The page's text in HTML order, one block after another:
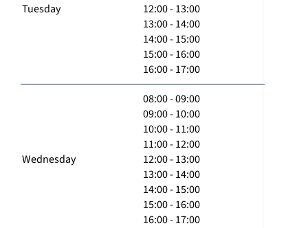
Tuesday
12:00 - 13:00
13:00 - 14:00
14:00 - 15:00
15:00 - 16:00
16:00 - 17:00
Wednesday
08:00 - 09:00
09:00 - 10:00
10:00 - 11:00
11:00 - 12:00
12:00 - 13:00
13:00 - 14:00
14:00 - 15:00
15:00 - 16:00
16:00 - 17:00